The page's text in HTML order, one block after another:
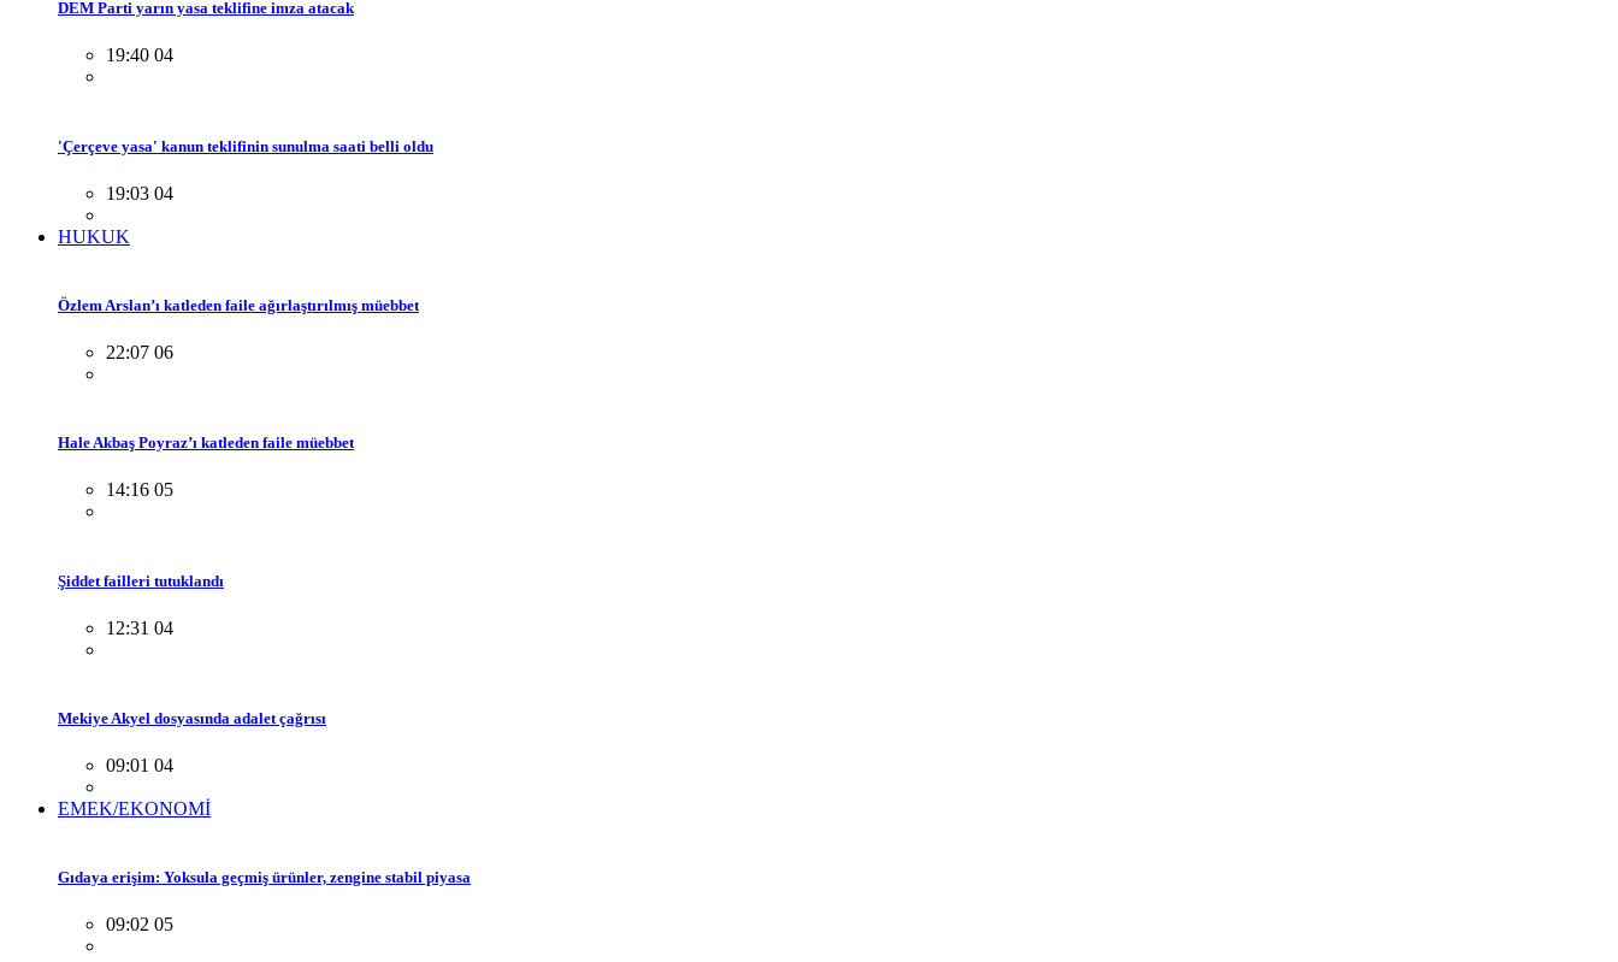
DEM Parti yarın yasa teklifine imza atacak
19:40 04
'Çerçeve yasa' kanun teklifinin sunulma saati belli oldu
19:03 04
HUKUK
Özlem Arslan’ı katleden faile ağırlaştırılmış müebbet
22:07 06
Hale Akbaş Poyraz’ı katleden faile müebbet
14:16 05
Şiddet failleri tutuklandı
12:31 04
Mekiye Akyel dosyasında adalet çağrısı
09:01 04
EMEK/EKONOMİ
Gıdaya erişim: Yoksula geçmiş ürünler, zengine stabil piyasa
09:02 05